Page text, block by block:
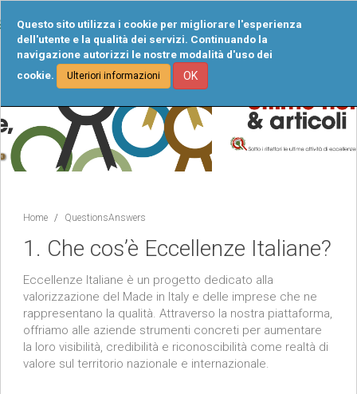
Questo sito utilizza i cookie per migliorare l'esperienza
dell'utente e la qualità dei servizi. Continuando la
navigazione autorizzi le nostre modalità d'uso dei
cookie.
Ulteriori informazioni OK
Home QuestionsAnswers
1. Che cos’è Eccellenze Italiane?
Eccellenze Italiane è un progetto dedicato alla
valorizzazione del Made in Italy e delle imprese che ne
rappresentano la qualità. Attraverso la nostra piattaforma,
offriamo alle aziende strumenti concreti per aumentare
la loro visibilità, credibilità e riconoscibilità come realtà di
valore sul territorio nazionale e internazionale.